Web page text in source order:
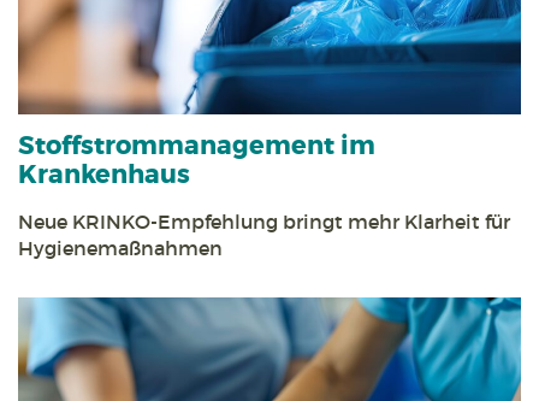
Stoff­strom­management im
Krankenhaus
Neue KRINKO-Empfehlung bringt mehr Klarheit für
Hygienemaßnahmen